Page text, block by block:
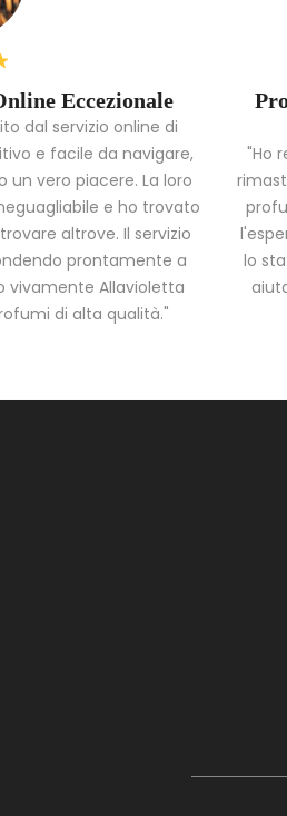
Eccezionale
dal servizio online di
e facile da navigare,
un vero piacere. La loro
e ho trovato
altrove. Il servizio
prontamente a
vivamente Allavioletta
di alta qualità."
"Ho
lo